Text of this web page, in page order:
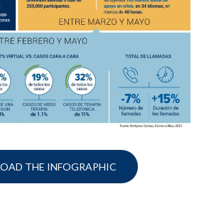
THE INFOGRAPHIC